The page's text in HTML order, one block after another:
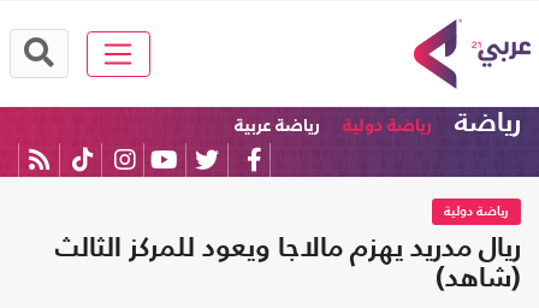
رياضة رياضة دولية رياضة عربية
رياضة دولية
ريال مدريد يهزم مالاجا ويعود للمركز الثالث
(شاهد)